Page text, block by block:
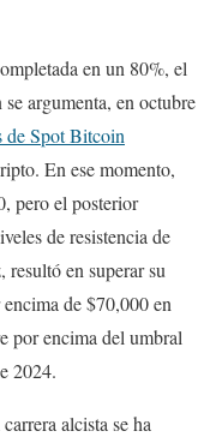
en un 80%, el
argumenta, en octubre
de Spot Bitcoin
En ese momento,
pero el posterior
de resistencia de
resultó en superar su
de $70,000 en
por encima del umbral
2024.
alcista se ha